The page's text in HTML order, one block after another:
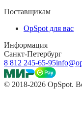
Поставщикам
OpSpot для вас
Информация
Санкт-Петербург
8 812 245-65-95
© 2018-2026 OpSpot.